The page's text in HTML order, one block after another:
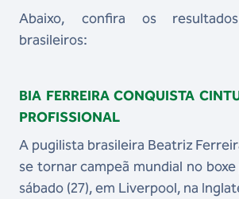
Abaixo, confira os
brasileiros:
BIA FERREIRA CONQUISTA
PROFISSIONAL
A pugilista brasileira Beatriz
se tornar campeã mundial no
sábado (27), em Liverpool, na